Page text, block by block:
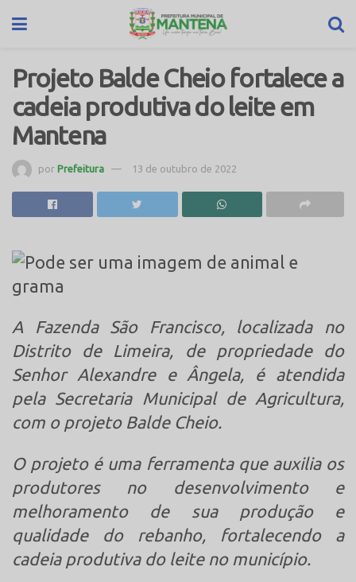
Projeto Balde Cheio fortalece a
cadeia produtiva do leite em
Mantena
por Prefeitura 13 de outubro de 2022
A Fazenda São Francisco, localizada no
Distrito de Limeira, de propriedade do
Senhor Alexandre e Ângela, é atendida
pela Secretaria Municipal de Agricultura,
com o projeto Balde Cheio.
O projeto é uma ferramenta que auxilia os
produtores no desenvolvimento e
melhoramento de sua produção e
qualidade do rebanho, fortalecendo a
cadeia produtiva do leite no município.